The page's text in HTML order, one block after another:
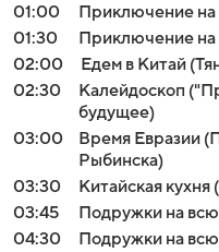
01:00
Приключение на
01:30
Приключение на
02:00
Едем в Китай
02:30
Калейдоскоп
будущее)
03:00
Время Евразии
Рыбинска)
03:30
Китайская кухня
03:45
Подружки на всю
04:30
Подружки на